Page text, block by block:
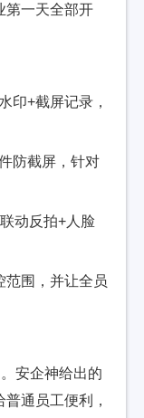
第一天全部开
印+截屏记录，
防截屏，针对
动反拍+人脸
范围，并让全员
安企神给出的
通员工便利，